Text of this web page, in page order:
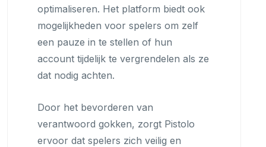
optimaliseren. Het platform biedt ook
mogelijkheden voor spelers om zelf
een pauze in te stellen of hun
account tijdelijk te vergrendelen als ze
dat nodig achten.
Door het bevorderen van
verantwoord gokken, zorgt Pistolo
ervoor dat spelers zich veilig en